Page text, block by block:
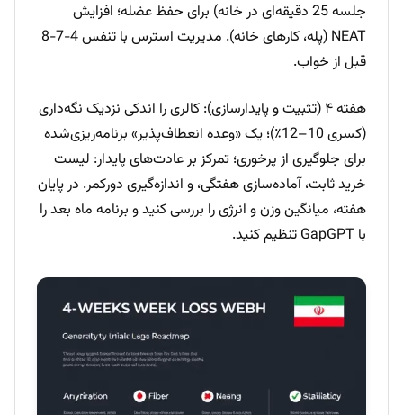
جلسه 25 دقیقه‌ای در خانه) برای حفظ عضله؛ افزایش
NEAT (پله، کارهای خانه). مدیریت استرس با تنفس 4-7-8
قبل از خواب.
هفته ۴ (تثبیت و پایدارسازی): کالری را اندکی نزدیک نگه‌داری
(کسری 10–12٪)؛ یک «وعده انعطاف‌پذیر» برنامه‌ریزی‌شده
برای جلوگیری از پرخوری؛ تمرکز بر عادت‌های پایدار: لیست
خرید ثابت، آماده‌سازی هفتگی، و اندازه‌گیری دورکمر. در پایان
هفته، میانگین وزن و انرژی را بررسی کنید و برنامه ماه بعد را
با GapGPT تنظیم کنید.